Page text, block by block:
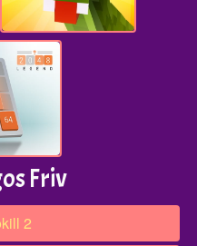
Friv
2